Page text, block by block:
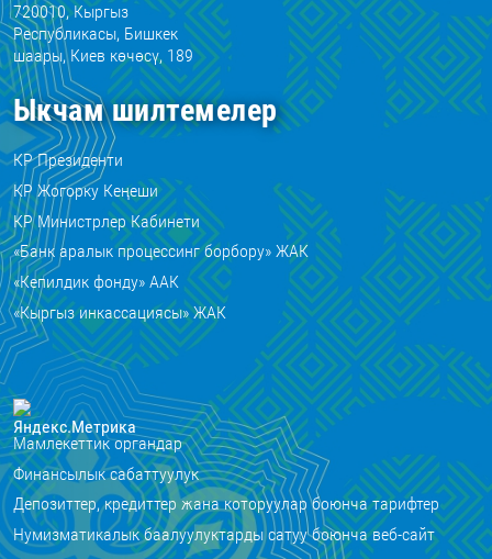
720010, Кыргыз
Республикасы, Бишкек
шаары, Киев көчөсү, 189
Ыкчам шилтемелер
КР Президенти
КР Жогорку Кеңеши
КР Министрлер Кабинети
«Банк аралык процессинг борбору» ЖАК
«Кепилдик фонду» ААК
«Кыргыз инкассациясы» ЖАК
Мамлекеттик органдар
Финансылык сабаттуулук
Депозиттер, кредиттер жана которуулар боюнча тарифтер
Нумизматикалык баалуулуктарды сатуу боюнча веб-сайт